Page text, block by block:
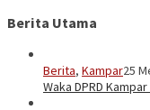
Berita Utama
Berita, Kampar25
Waka DPRD